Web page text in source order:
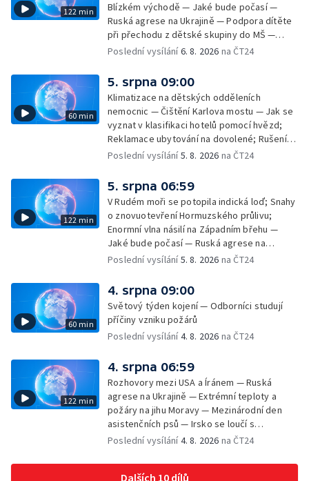
122 min
Blízkém východě — Jaké bude počasí —
Ruská agrese na Ukrajině — Podpora dítěte
při přechodu z dětské skupiny do MŠ —
Filmové premiéry týdne — Dvě deci tuše v
rakovinu prsu
Poslední vysílání6. 8. 2026 na ČT24
60 min
5. srpna 09:00
Klimatizace na dětských odděleních
nemocnic — Čištění Karlova mostu — Jak se
vyznat v klasifikaci hotelů pomocí hvězd;
Reklamace ubytování na dovolené; Rušení
dovolené kvůli přírodním živlům; Práva
na dovolené v zahraničí; Platby a výběry na
dovolené v zahraničí — Těžba léčivé rašeliny
u Malé Morávky
Poslední vysílání5. 8. 2026 na ČT24
122 min
5. srpna 06:59
V Rudém moři se potopila indická loď; Snahy
o znovuotevření Hormuzského průlivu;
Enormní vlna násilí na Západním břehu —
Jaké bude počasí — Ruská agrese na
Ukrajině — Vliv veder na lidské orgány — Při
— Třem obcím na Brněnsku dočasně došla
pitná voda — SP v orientačním běhu v Česku
— Horko a požáry sužují Evropu — Rybářský
příměstský tábor
Poslední vysílání5. 8. 2026 na ČT24
60 min
4. srpna 09:00
Světový týden kojení — Odborníci studují
příčiny vzniku požárů
Poslední vysílání4. 8. 2026 na ČT24
122 min
4. srpna 06:59
Rozhovory mezi USA a Íránem — Ruská
agrese na Ukrajině — Extrémní teploty a
požáry na jihu Moravy — Mezinárodní den
asistenčních psů — Irsko se loučí s
hudebníkem Glenem Hansardem
Poslední vysílání4. 8. 2026 na ČT24
Dalších 10 dílů